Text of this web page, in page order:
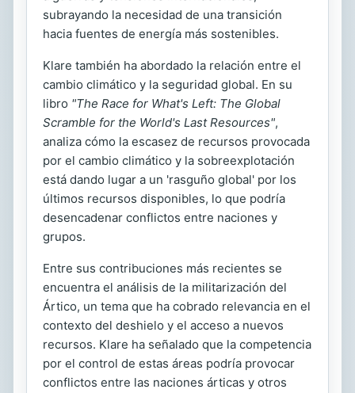
subrayando la necesidad de una transición
hacia fuentes de energía más sostenibles.
Klare también ha abordado la relación entre el
cambio climático y la seguridad global. En su
libro "The Race for What's Left: The Global
Scramble for the World's Last Resources",
analiza cómo la escasez de recursos provocada
por el cambio climático y la sobreexplotación
está dando lugar a un 'rasguño global' por los
últimos recursos disponibles, lo que podría
desencadenar conflictos entre naciones y
grupos.
Entre sus contribuciones más recientes se
encuentra el análisis de la militarización del
Ártico, un tema que ha cobrado relevancia en el
contexto del deshielo y el acceso a nuevos
recursos. Klare ha señalado que la competencia
por el control de estas áreas podría provocar
conflictos entre las naciones árticas y otros